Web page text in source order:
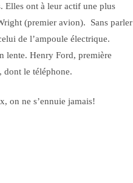
Elles ont à leur actif une plus
(premier avion). Sans parler
de l’ampoule électrique.
lente. Henry Ford, première
dont le téléphone.
on ne s’ennuie jamais!